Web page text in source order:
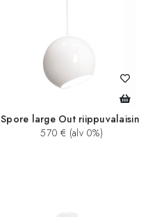
Spore large Out riippuvalaisin
570 € (alv 0%)